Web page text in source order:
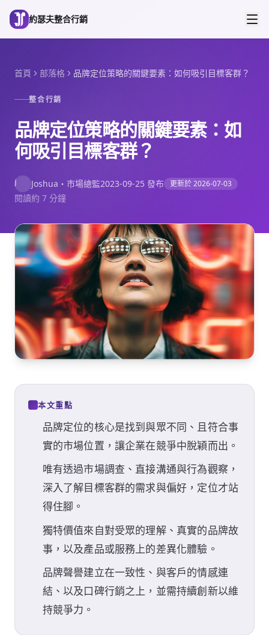
跳到主要內容
約瑟夫整合行銷
首頁 部落格 品牌定位策略的關鍵要素：如何吸引目標客群？
整合行銷
品牌定位策略的關鍵要素：如
何吸引目標客群？
J Joshua ・ 市場總監2023-09-25 發布 更新於2026-07-03
閱讀約 7 分鐘
本文重點
品牌定位的核心是找到與眾不同、且符合事
實的市場位置，讓企業在競爭中脫穎而出。
唯有透過市場調查、直接溝通與行為觀察，
深入了解目標客群的需求與偏好，定位才站
得住腳。
獨特價值來自對受眾的理解、真實的品牌故
事，以及產品或服務上的差異化體驗。
品牌聲譽建立在一致性、與客戶的情感連
結、以及口碑行銷之上，並需持續創新以維
持競爭力。